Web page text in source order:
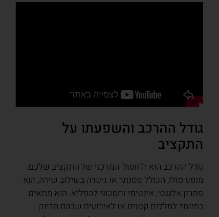
גודל ההרכב והשפעתו על
התקציב
גודל ההרכב הוא ה"ווסת" המרכזי של התקציב שלכם.
מופע סולו, הכולל פסנתר או גיטרה בשילוב שירה, הוא
פתרון אלגנטי, אינטימי וחסכוני להפליא. הוא מתאים
במיוחד לחללים קטנים או לאירועים שבהם הדיוק